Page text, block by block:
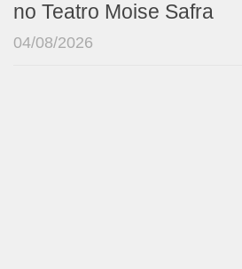
no Teatro Moise Safra
04/08/2026